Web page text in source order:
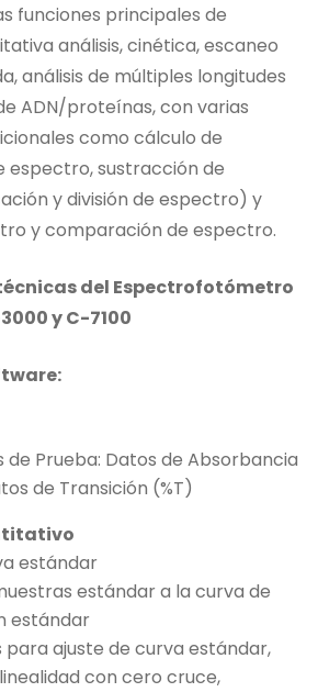
funciones principales de
análisis, cinética, escaneo
análisis de múltiples longitudes
ADN/proteínas, con varias
como cálculo de
espectro, sustracción de
y división de espectro) y
y comparación de espectro.
del Espectrofotómetro
y C-7100
de Prueba: Datos de Absorbancia
de Transición (%T)
estándar
estándar a la curva de
estándar
para ajuste de curva estándar,
con cero cruce,